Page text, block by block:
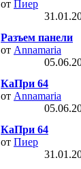
от Пиер
Разъем панели
от Annamaria
КаПри 64
от Annamaria
КаПри 64
от Пиер